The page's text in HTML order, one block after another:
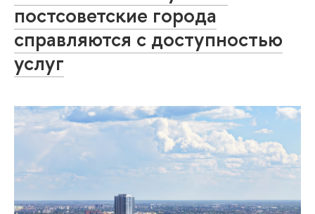
постсоветские города
справляются с доступностью
услуг